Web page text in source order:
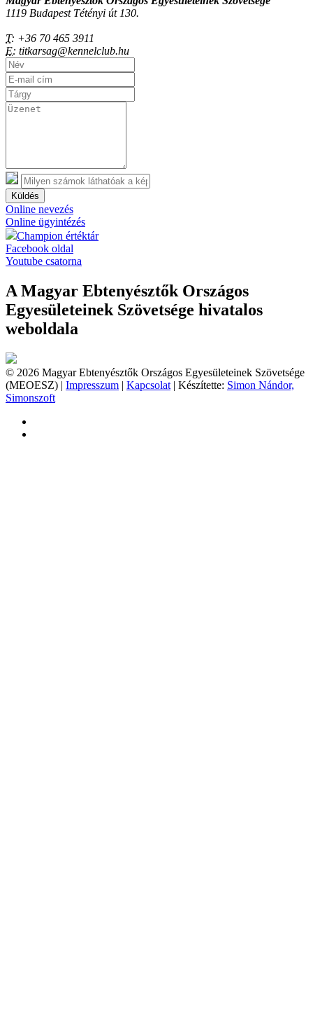
1119 Budapest Tétényi út 130.
T: +36 70 465 3911
E: titkarsag@kennelclub.hu
Küldés
Online nevezés
Online ügyintézés
Champion értéktár
Facebook oldal
Youtube csatorna
A Magyar Ebtenyésztők Országos
Egyesületeinek Szövetsége hivatalos
weboldala
© 2026 Magyar Ebtenyésztők Országos Egyesületeinek Szövetsége
(MEOESZ) | Impresszum | Kapcsolat | Készítette: Simon Nándor,
Simonszoft